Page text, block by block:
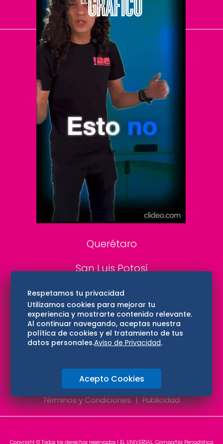
El Universal
Vive USA
Clase
De 10 sports
DeDinero
Confabulario
Aviso Oportuno
Consultas
Querétaro
San Luis Potosí
Edomex
Consultas
Hidalgo
Oaxaca
Aviso de privacidad
Directorio
Términos y Condiciones
Publicidad
Copyright © Todos los derechos reservados | EL UNIVERSAL, Compañía Periodística
Respetamos tu privacidad
Utilizamos cookies para mejorar tu
experiencia y mostrarte contenido relevante.
Al continuar navegando, aceptas nuestra
política de cookies y el tratamiento de tus
datos personales.Aviso de Privacidad.
Acepto Cookies